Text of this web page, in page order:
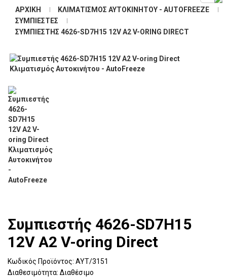
ΑΡΧΙΚΉ
ΚΛΙΜΑΤΙΣΜΌΣ ΑΥΤΟΚΙΝΉΤΟΥ - AUTOFREEZE
ΣΥΜΠΙΕΣΤΈΣ
ΣΥΜΠΙΕΣΤΉΣ 4626-SD7H15 12V A2 V-ORING DIRECT
Συμπιεστής 4626-SD7H15
12V A2 V-oring Direct
Κωδικός Προϊόντος: ΑΥΤ/3151
Διαθεσιμότητα: Διαθέσιμο